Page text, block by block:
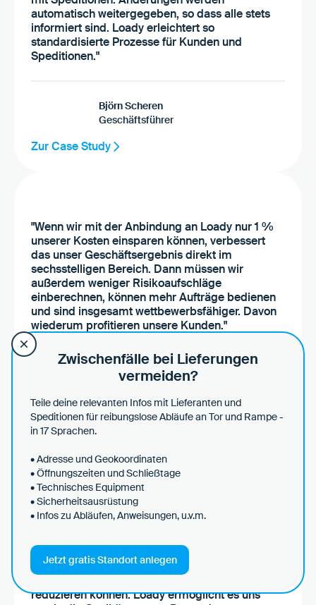
automatisch weitergegeben, so dass alle stets
informiert sind. Loady erleichtert so
standardisierte Prozesse für Kunden und
Speditionen."
Björn Scheren
Geschäftsführer
Zur Case Study
"Wenn wir mit der Anbindung an Loady nur 1 %
unserer Kosten einsparen können, verbessert
das unser Geschäftsergebnis direkt im
sechsstelligen Bereich. Dann müssen wir
außerdem weniger Risikoaufschläge
einberechnen, können mehr Aufträge bedienen
und sind insgesamt wettbewerbsfähiger. Davon
wiederum profitieren unsere Kunden."
Konstantin Kubenz
Zur Case Study
"Die Implementierung neuer Funktionen und die
Verbesserungen bei bestehenden Features
erleichtern uns die Datenpflege auf Loady
Systemen und die Einführung von CSV-
Massenuploads haben wir den Aufwand der
reduzieren können. Loady ermöglicht es uns
Zwischenfälle bei Lieferungen
vermeiden?
Teile deine relevanten Infos mit Lieferanten und
Speditionen für reibungslose Abläufe an Tor und Rampe -
in 17 Sprachen.
• Adresse und Geokoordinaten
• Öffnungszeiten und Schließtage
• Technisches Equipment
• Sicherheitsausrüstung
• Infos zu Abläufen, Anweisungen, u.v.m.
Jetzt gratis Standort anlegen